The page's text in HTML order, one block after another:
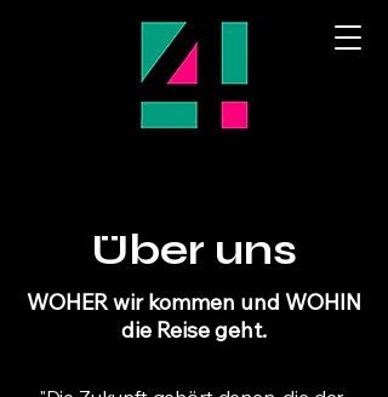
Über uns
WOHER wir kommen und WOHIN
die Reise geht.